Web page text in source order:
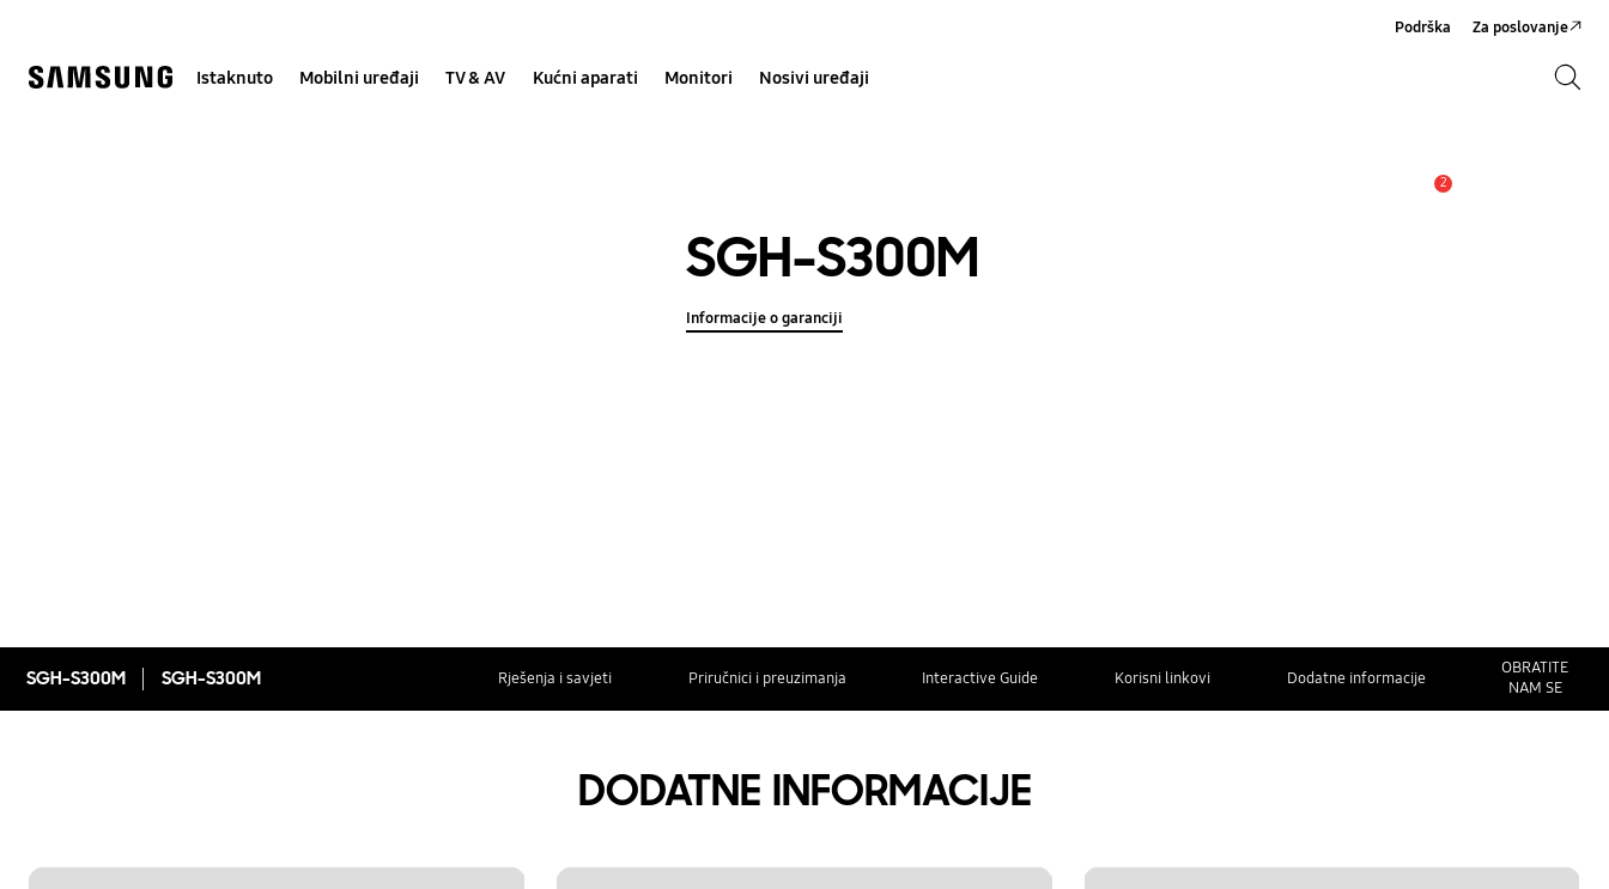
help
Istaknuto Mobilni uređaji TV & AV Kućni aparati Monitori Nosivi uređaji
Podrška Za poslovanje
2
SGH-S300M
Informacije o garanciji
SGH-S300M SGH-S300M Rješenja i savjeti Priručnici i preuzimanja Interactive Guide Korisni linkovi Dodatne informacije
OBRATITE
NAM SE
DODATNE INFORMACIJE